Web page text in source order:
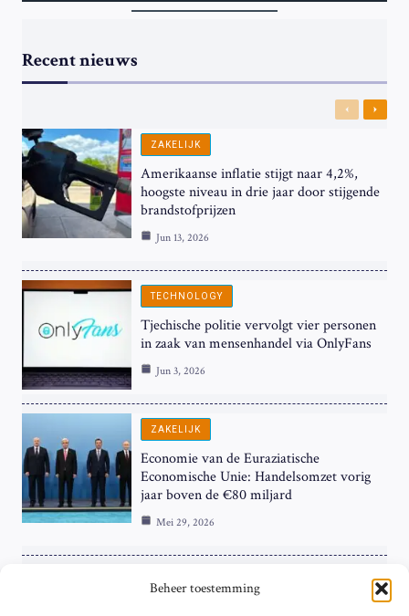
Beheer toestemming
Recent nieuws
Previous
Next
ZAKELIJK
Amerikaanse inflatie stijgt naar 4,2%,
hoogste niveau in drie jaar door stijgende
brandstofprijzen
Jun 13, 2026
TECHNOLOGY
Tjechische politie vervolgt vier personen
in zaak van mensenhandel via OnlyFans
Jun 3, 2026
ZAKELIJK
Economie van de Euraziatische
Economische Unie: Handelsomzet vorig
jaar boven de €80 miljard
Mei 29, 2026